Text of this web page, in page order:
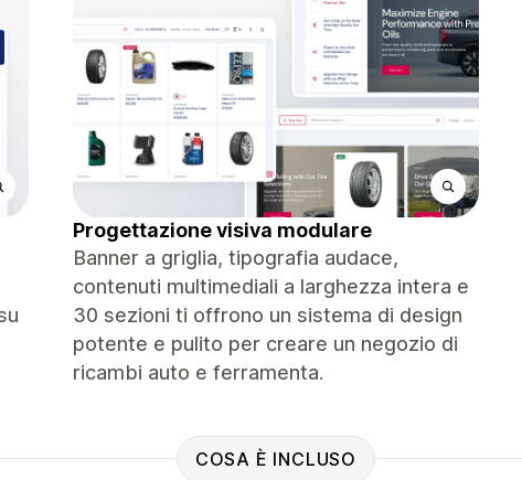
Progettazione visiva modulare
Banner a griglia, tipografia audace,
contenuti multimediali a larghezza intera e
30 sezioni ti offrono un sistema di design
potente e pulito per creare un negozio di
ricambi auto e ferramenta.
COSA È INCLUSO